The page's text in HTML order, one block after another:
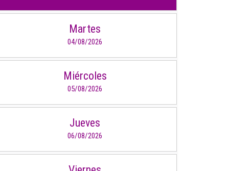
Martes
04/08/2026
Miércoles
05/08/2026
Jueves
06/08/2026
CARTERA
Estudiantes
Docentes
Campus virtual
Pagos